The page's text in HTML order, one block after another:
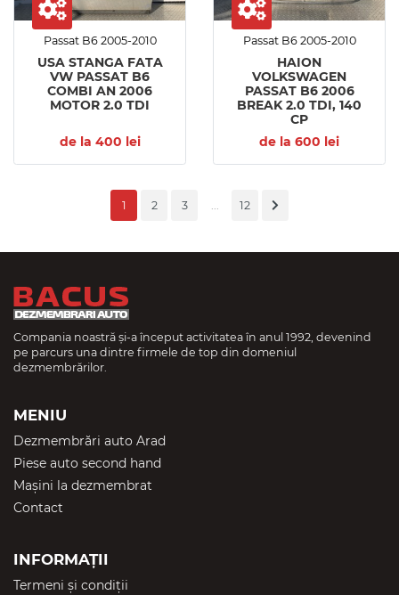
Passat B6 2005-2010
USA STANGA FATA
VW PASSAT B6
COMBI AN 2006
MOTOR 2.0 TDI
de la 400 lei
Passat B6 2005-2010
HAION
VOLKSWAGEN
PASSAT B6 2006
BREAK 2.0 TDI, 140
CP
de la 600 lei
1 2 3 ... 12
Compania noastră și-a început activitatea în anul 1992, devenind
pe parcurs una dintre firmele de top din domeniul
dezmembrărilor.
MENIU
Dezmembrări auto Arad
Piese auto second hand
Mașini la dezmembrat
Contact
INFORMAȚII
Termeni și condiții